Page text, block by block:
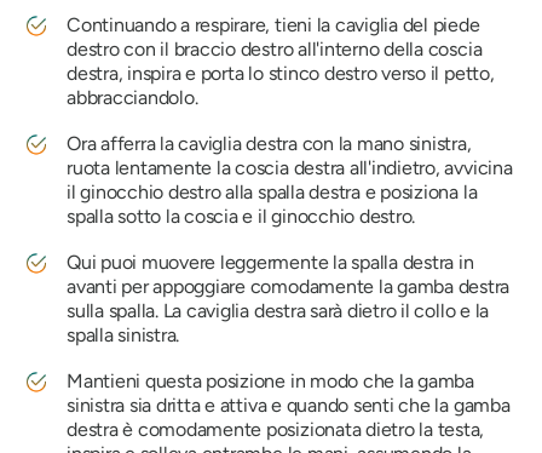
Continuando a respirare, tieni la caviglia del piede
destro con il braccio destro all'interno della coscia
destra, inspira e porta lo stinco destro verso il petto,
abbracciandolo.
Ora afferra la caviglia destra con la mano sinistra,
ruota lentamente la coscia destra all'indietro, avvicina
il ginocchio destro alla spalla destra e posiziona la
spalla sotto la coscia e il ginocchio destro.
Qui puoi muovere leggermente la spalla destra in
avanti per appoggiare comodamente la gamba destra
sulla spalla. La caviglia destra sarà dietro il collo e la
spalla sinistra.
Mantieni questa posizione in modo che la gamba
sinistra sia dritta e attiva e quando senti che la gamba
destra è comodamente posizionata dietro la testa,